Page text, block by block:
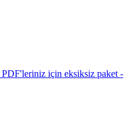
PDF'leriniz için eksiksiz paket -